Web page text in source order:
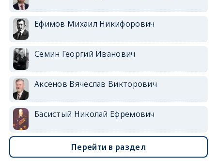
Ефимов Михаил Никифорович
Семин Георгий Иванович
Аксенов Вячеслав Викторович
Басистый Николай Ефремович
Перейти в раздел